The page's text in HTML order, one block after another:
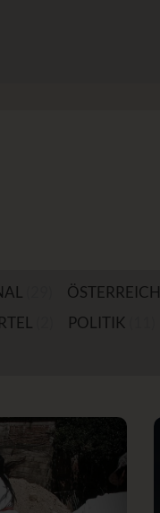
ÖSTERREICH
POLITIK